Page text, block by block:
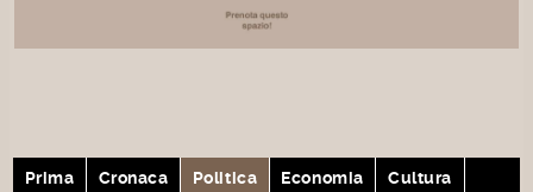
Prima Cronaca Politica Economia Cultura